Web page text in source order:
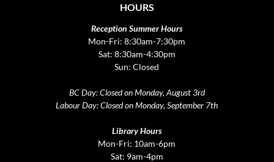
HOURS
Reception Summer Hours
Mon-Fri: 8:30am-7:30pm
Sat: 8:30am-4:30pm
Sun: Closed
BC Day: Closed on Monday, August 3rd
Labour Day: Closed on Monday, September 7th
Library Hours
Mon-Fri: 10am-6pm
Sat: 9am-4pm